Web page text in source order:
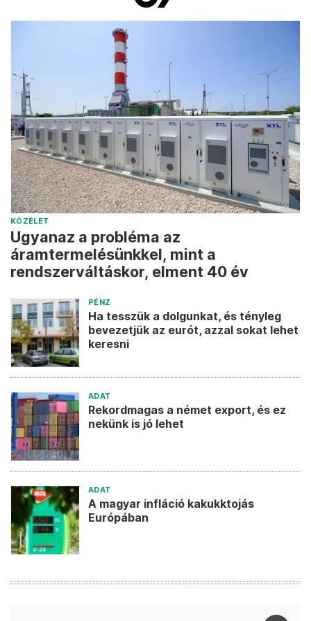
KÖZÉLET
Ugyanaz a probléma az
áramtermelésünkkel, mint a
rendszerváltáskor, elment 40 év
PÉNZ
Ha tesszük a dolgunkat, és tényleg
bevezetjük az eurót, azzal sokat lehet
keresni
ADAT
Rekordmagas a német export, és ez
nekünk is jó lehet
ADAT
A magyar infláció kakukktojás
Európában